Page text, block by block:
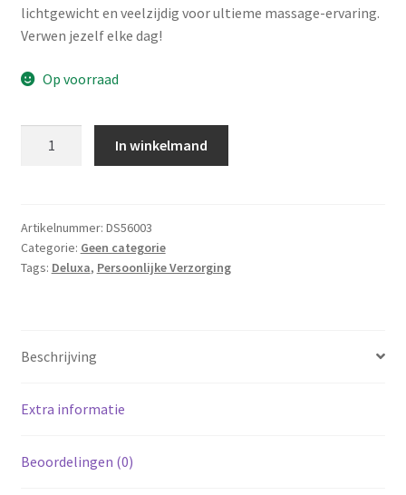
lichtgewicht en veelzijdig voor ultieme massage-ervaring.
Verwen jezelf elke dag!
Op voorraad
In winkelmand
Artikelnummer: DS56003
Categorie: Geen categorie
Tags: Deluxa, Persoonlijke Verzorging
Beschrijving
Extra informatie
Beoordelingen (0)